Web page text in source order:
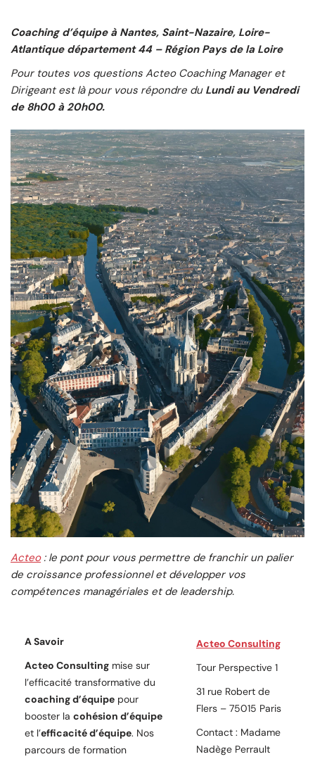
Coaching d’équipe à Nantes, Saint-Nazaire, Loire-
Atlantiquedépartement 44 – Région Pays de la Loire
Pour toutes vos questions Acteo Coaching Manager et
Dirigeant est là pour vous répondre du Lundi au Vendredi
de 8h00 à 20h00.
Acteo : le pont pour vous permettre de franchir un palier
de croissance professionnel et développer vos
compétences managériales et de leadership.
A Savoir
Acteo Consulting mise sur
l’efficacité transformative du
coaching d’équipe pour
booster la cohésion d’équipe
et l’efficacité d’équipe. Nos
parcours de formation
Acteo Consulting
Tour Perspective 1
31 rue Robert de
Flers – 75015 Paris
Contact : Madame
Nadège Perrault